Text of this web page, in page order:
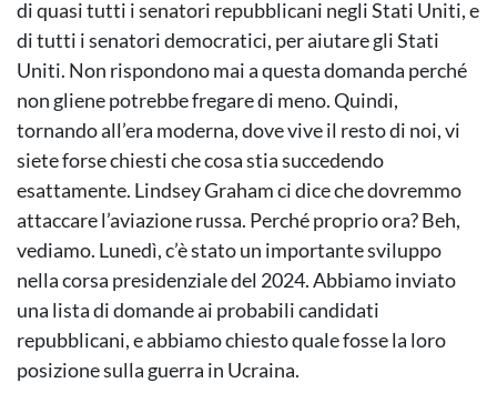
di quasi tutti i senatori repubblicani negli Stati Uniti, e
di tutti i senatori democratici, per aiutare gli Stati
Uniti. Non rispondono mai a questa domanda perché
non gliene potrebbe fregare di meno. Quindi,
tornando all’era moderna, dove vive il resto di noi, vi
siete forse chiesti che cosa stia succedendo
esattamente. Lindsey Graham ci dice che dovremmo
attaccare l’aviazione russa. Perché proprio ora? Beh,
vediamo. Lunedì, c’è stato un importante sviluppo
nella corsa presidenziale del 2024. Abbiamo inviato
una lista di domande ai probabili candidati
repubblicani, e abbiamo chiesto quale fosse la loro
posizione sulla guerra in Ucraina.